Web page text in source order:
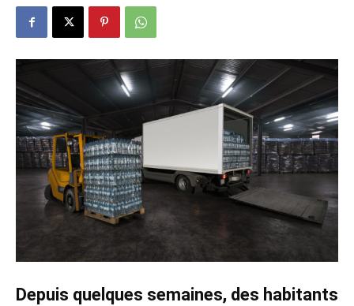
Depuis quelques semaines, des habitants